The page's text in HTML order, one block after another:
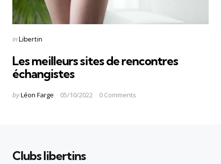
Categories
Posted
inLibertin
Les meilleurs sites de rencontres
échangistes
Posted
byLéon Farge 05/10/2022 0 Comments
Clubs libertins